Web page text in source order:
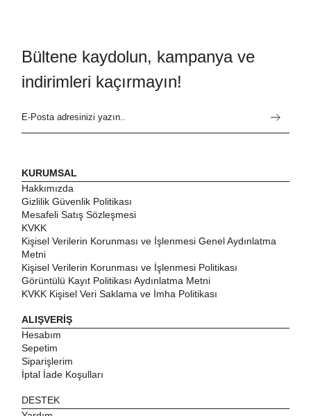
Bültene kaydolun, kampanya ve
indirimleri kaçırmayın!
KURUMSAL
Hakkımızda
Gizlilik Güvenlik Politikası
Mesafeli Satış Sözleşmesi
KVKK
Kişisel Verilerin Korunması ve İşlenmesi Genel Aydınlatma
Metni
Kişisel Verilerin Korunması ve İşlenmesi Politikası
Görüntülü Kayıt Politikası Aydınlatma Metni
KVKK Kişisel Veri Saklama ve İmha Politikası
ALIŞVERİŞ
Hesabım
Sepetim
Siparişlerim
İptal İade Koşulları
DESTEK